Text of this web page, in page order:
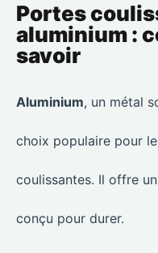
Portes
aluminium :
savoir
Aluminium, un métal
choix populaire pour
coulissantes. Il offre
conçu pour durer.